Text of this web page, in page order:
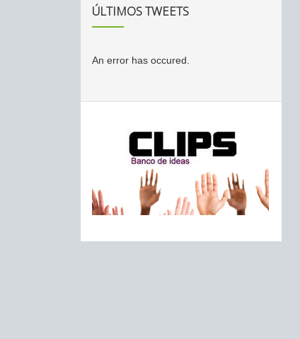
ÚLTIMOS TWEETS
An error has occured.